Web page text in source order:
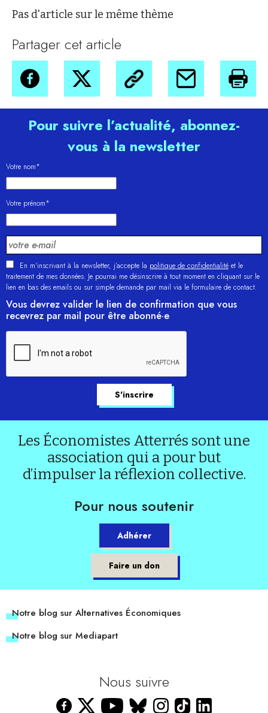
Pas d'article sur le même thème
Partager cet article
Pour suivre l’actualité, abonnez-
vous à la newsletter
Votre nom*
Votre prénom*
En m'inscrivant à la newsletter, j’accepte la politique de confidentialité et le
traitement de mes données. Je pourrai me désinscrire à tout moment en cliquant sur le
lien en bas des emails ou sur simple demande par mail via le formulaire de contact.
Vous devrez valider le lien de confirmation que vous
recevrez par mail pour être abonné·e
Les Économistes Atterrés sont une
association qui a pour but
d’impulser la réflexion collective.
Pour nous soutenir
Adhérer
Faire un don
Notre blog sur Alternatives Économiques
Notre blog sur Mediapart
Nous suivre